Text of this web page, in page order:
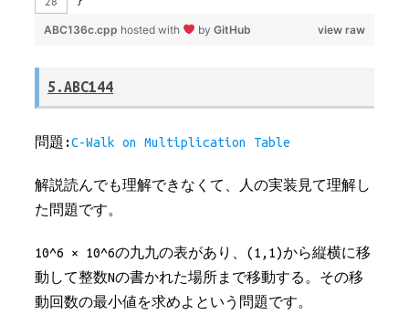
view raw
ABC136c.cpp hosted with by GitHub
5.ABC144
問題:C-Walk on Multiplication Table
解説読んでも理解できなくて、人の実装見て理解し
た問題です。
10^6 × 10^6の九九の表があり、(1,1)から縦横に移
動して整数Nの書かれた場所まで移動する。その移
動回数の最小値を求めよという問題です。